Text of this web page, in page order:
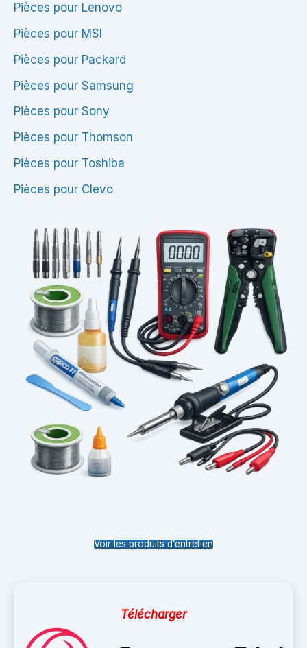
Pièces pour Lenovo
Pièces pour MSI
Pièces pour Packard
Pièces pour Samsung
Pièces pour Sony
Pièces pour Thomson
Pièces pour Toshiba
Pièces pour Clevo
Voir les produits d’entretien
Télécharger